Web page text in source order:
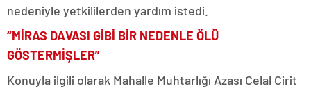
nedeniyle yetkililerden yardım istedi.
“MİRAS DAVASI GİBİ BİR NEDENLE ÖLÜ
GÖSTERMİŞLER”
Konuyla ilgili olarak Mahalle Muhtarlığı Azası Celal Cirit